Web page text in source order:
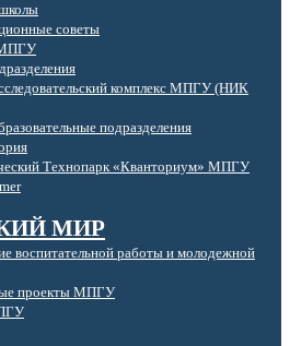
советы
комплекс МПГУ (НИК
подразделения
Технопарк «Кванториум» МПГУ
МИР
воспитательной работы и молодежной
проекты МПГУ